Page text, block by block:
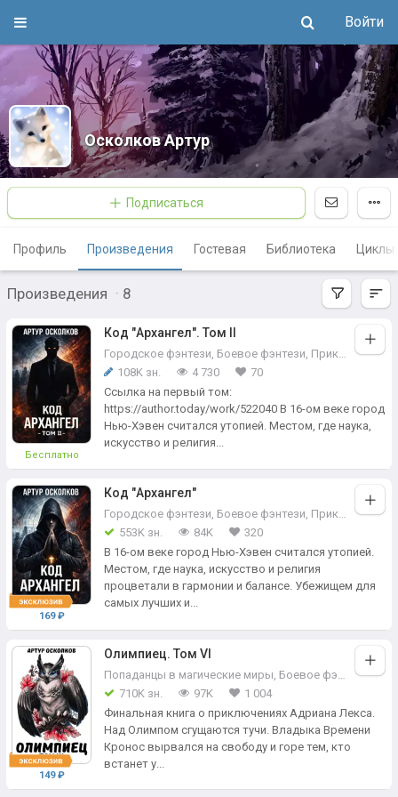
Войти
Осколков Артур
Подписаться
Профиль Произведения Гостевая Библиотека Циклы
Произведения · 8
Бесплатно
Код "Архангел". Том II
Городское фэнтези, Боевое фэнтези, Приключения
108K зн.
4 730
70
Ссылка на первый том:
https://author.today/work/522040 В 16-ом веке город
Нью-Хэвен считался утопией. Местом, где наука,
искусство и религия...
169 ₽
Код "Архангел"
Городское фэнтези, Боевое фэнтези, Приключения
553K зн.
84K
320
В 16-ом веке город Нью-Хэвен считался утопией.
Местом, где наука, искусство и религия
процветали в гармонии и балансе. Убежищем для
самых лучших и...
149 ₽
Олимпиец. Том VI
Попаданцы в магические миры Боевое фэнтези ,
710K зн.
97K
1 004
Финальная книга о приключениях Адриана Лекса.
Над Олимпом сгущаются тучи. Владыка Времени
Кронос вырвался на свободу и горе тем, кто
встанет у...